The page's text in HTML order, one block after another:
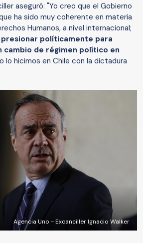
aseguró: "Yo creo que el Gobierno
ha sido muy coherente en materia
Humanos, a nivel internacional;
políticamente para
cambio de régimen político en
lo hicimos en Chile con la dictadura
Agencia Uno - Excanciller Ignacio Walker